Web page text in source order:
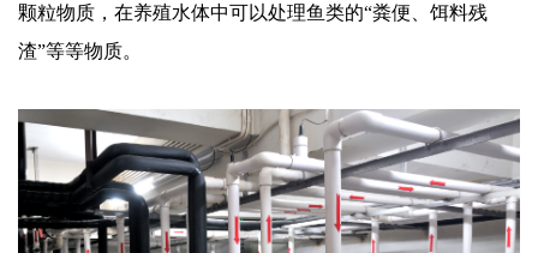
颗粒物质，在养殖水体中可以处理鱼类的“粪便、饵料残
渣”等等物质。